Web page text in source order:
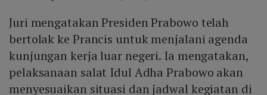
Juri mengatakan Presiden Prabowo telah
bertolak ke Prancis untuk menjalani agenda
kunjungan kerja luar negeri. Ia mengatakan,
pelaksanaan salat Idul Adha Prabowo akan
menyesuaikan situasi dan jadwal kegiatan di